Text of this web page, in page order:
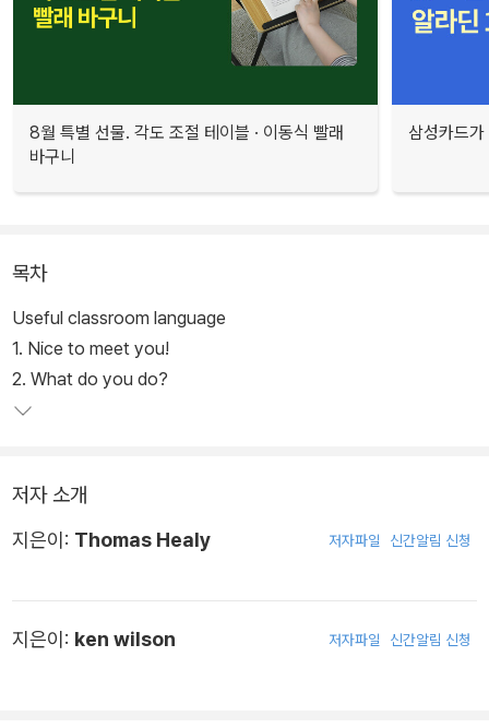
8월 특별 선물. 각도 조절 테이블 · 이동식 빨래
바구니
삼성카드
목차
Useful classroom language
1. Nice to meet you!
2. What do you do?
저자 소개
지은이: Thomas Healy 저자파일 신간알림 신청
지은이: ken wilson 저자파일 신간알림 신청